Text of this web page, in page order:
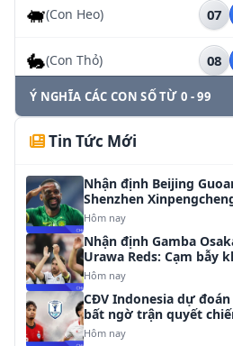
🐖(Con Heo) 07
🐇(Con Thỏ) 08
🐃(Con Trâu) 09
🐉 (Rồng Nằm)
🐕(Con Chó) 11
🐎(Con Ngựa) 12
🐘(Con Voi) 13
🐈(Mèo Nhà)
Ý NGHĨA CÁC CON SỐ TỪ 0 - 99
Tin Tức Mới
Nhận định Beijing
Shenzhen
cho chủ nhà
Hôm nay
Nhận định Gamba
Urawa Reds: Cạm bẫy
Hôm nay
CĐV Indonesia dự
bất ngờ trận quyết
Singapore
Hôm nay